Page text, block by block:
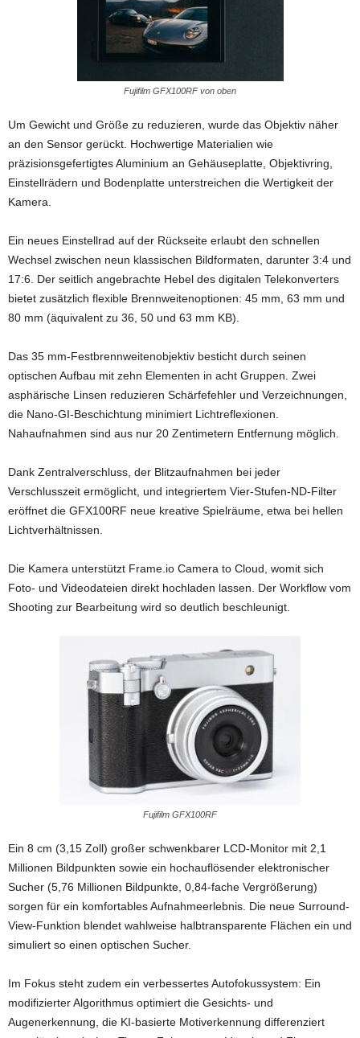
Fujifilm GFX100RF von oben
Um Gewicht und Größe zu reduzieren, wurde das Objektiv näher
an den Sensor gerückt. Hochwertige Materialien wie
präzisionsgefertigtes Aluminium an Gehäuseplatte, Objektivring,
Einstellrädern und Bodenplatte unterstreichen die Wertigkeit der
Kamera.
Ein neues Einstellrad auf der Rückseite erlaubt den schnellen
Wechsel zwischen neun klassischen Bildformaten, darunter 3:4 und
17:6. Der seitlich angebrachte Hebel des digitalen Telekonverters
bietet zusätzlich flexible Brennweitenoptionen: 45 mm, 63 mm und
80 mm (äquivalent zu 36, 50 und 63 mm KB).
Das 35 mm-Festbrennweitenobjektiv besticht durch seinen
optischen Aufbau mit zehn Elementen in acht Gruppen. Zwei
asphärische Linsen reduzieren Schärfefehler und Verzeichnungen,
die Nano-GI-Beschichtung minimiert Lichtreflexionen.
Nahaufnahmen sind aus nur 20 Zentimetern Entfernung möglich.
Dank Zentralverschluss, der Blitzaufnahmen bei jeder
Verschlusszeit ermöglicht, und integriertem Vier-Stufen-ND-Filter
eröffnet die GFX100RF neue kreative Spielräume, etwa bei hellen
Lichtverhältnissen.
Die Kamera unterstützt Frame.io Camera to Cloud, womit sich
Foto- und Videodateien direkt hochladen lassen. Der Workflow vom
Shooting zur Bearbeitung wird so deutlich beschleunigt.
Fujifilm GFX100RF
Ein 8 cm (3,15 Zoll) großer schwenkbarer LCD-Monitor mit 2,1
Millionen Bildpunkten sowie ein hochauflösender elektronischer
Sucher (5,76 Millionen Bildpunkte, 0,84-fache Vergrößerung)
sorgen für ein komfortables Aufnahmeerlebnis. Die neue Surround-
View-Funktion blendet wahlweise halbtransparente Flächen ein und
simuliert so einen optischen Sucher.
Im Fokus steht zudem ein verbessertes Autofokussystem: Ein
modifizierter Algorithmus optimiert die Gesichts- und
Augenerkennung, die KI-basierte Motiverkennung differenziert